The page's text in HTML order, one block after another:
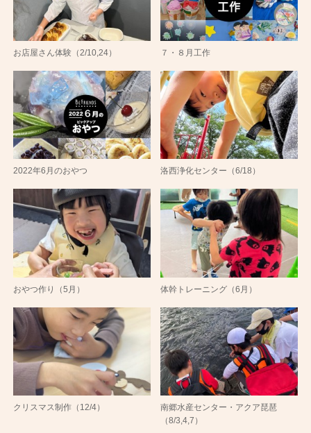
お店屋さん体験（2/10,24） ７・８月工作
2022年6月のおやつ 洛西浄化センター（6/18）
おやつ作り（5月） 体幹トレーニング（6月）
クリスマス制作（12/4）
南郷水産センター・アクア琵琶
（8/3,4,7）